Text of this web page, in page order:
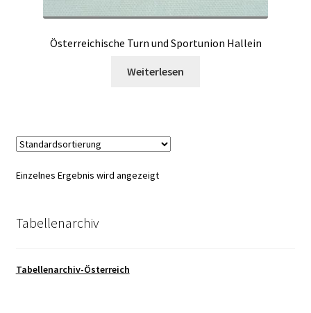
Österreichische Turn und Sportunion Hallein
Weiterlesen
Einzelnes Ergebnis wird angezeigt
Tabellenarchiv
Tabellenarchiv-Österreich